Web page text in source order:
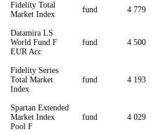
Fidelity Total
Market Index
fund 4 779
Datamira LS
World Fund F
EUR Acc
fund 4 500
Fidelity Series
Total Market
Index
fund 4 193
Spartan Extended
Market Index
Pool F
fund 4 029